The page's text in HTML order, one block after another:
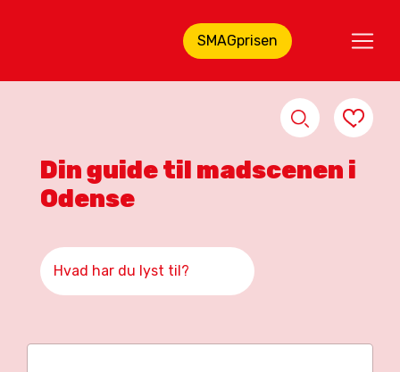
SMAGprisen
Din guide til madscenen i
Odense